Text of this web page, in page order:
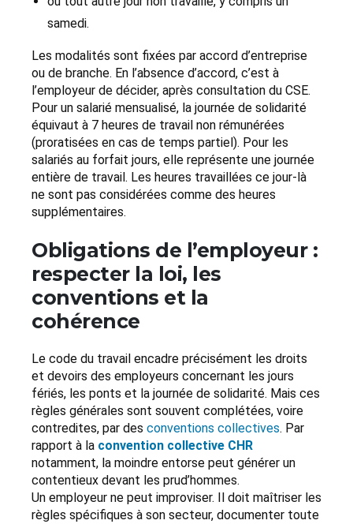
samedi.
Les modalités sont fixées par accord d’entreprise
ou de branche. En l’absence d’accord, c’est à
l’employeur de décider, après consultation du CSE.
Pour un salarié mensualisé, la journée de solidarité
équivaut à 7 heures de travail non rémunérées
(proratisées en cas de temps partiel). Pour les
salariés au forfait jours, elle représente une journée
entière de travail. Les heures travaillées ce jour-là
ne sont pas considérées comme des heures
supplémentaires.
Obligations de l’employeur :
respecter la loi, les
conventions et la
cohérence
Le code du travail encadre précisément les droits
et devoirs des employeurs concernant les jours
fériés, les ponts et la journée de solidarité. Mais ces
règles générales sont souvent complétées, voire
contredites, par des conventions collectives. Par
rapport à la convention collective CHR
notamment, la moindre entorse peut générer un
contentieux devant les prud’hommes.
Un employeur ne peut improviser. Il doit maîtriser les
règles spécifiques à son secteur, documenter toute